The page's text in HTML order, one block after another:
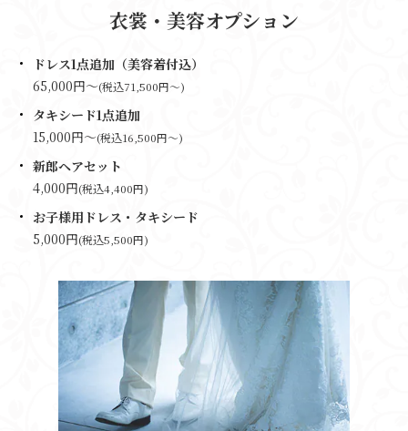
衣裳・美容オプション
ドレス1点追加（美容着付込）
65,000円～(税込71,500円～)
タキシード1点追加
15,000円～(税込16,500円～)
新郎ヘアセット
4,000円(税込4,400円)
お子様用ドレス・タキシード
5,000円(税込5,500円)